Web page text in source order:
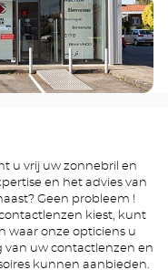
u vrij uw zonnebril en
en het advies van
Geen probleem !
kiest, kunt
waar onze opticiens u
van uw contactlenzen en
kunnen aanbieden.